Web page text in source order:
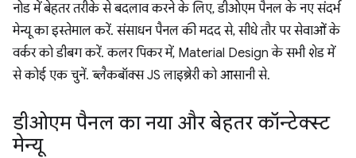
नोड में बेहतर तरीके से बदलाव करने के लिए, डीओएम पैनल के नए संदर्भ
मेन्यू का इस्तेमाल करें. संसाधन पैनल की मदद से, सीधे तौर पर सेवाओं के
वर्कर को डीबग करें. कलर पिकर में, Material Design के सभी शेड में
से कोई एक चुनें. ब्लैकबॉक्स JS लाइब्रेरी को आसानी से.
डीओएम पैनल का नया और बेहतर कॉन्टेक्स्ट
मेन्यू